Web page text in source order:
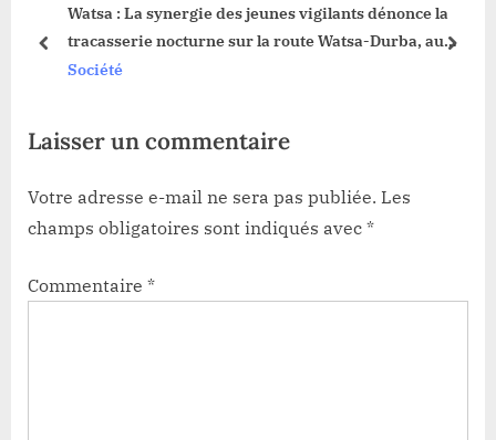
P
t
s
t
Watsa : La synergie des jeunes vigilants dénonce la
tracasserie nocturne sur la route Watsa-Durba, au
niveau du pont Kibali
Société
prev next
Laisser un commentaire
Votre adresse e-mail ne sera pas publiée. Les
champs obligatoires sont indiqués avec *
Commentaire *